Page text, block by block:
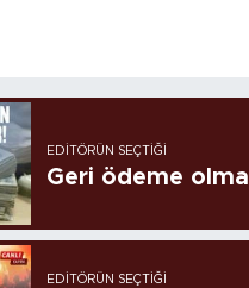
EDITÖRÜN SEÇTIĞI
Geri ödeme
EDITÖRÜN SEÇTIĞI